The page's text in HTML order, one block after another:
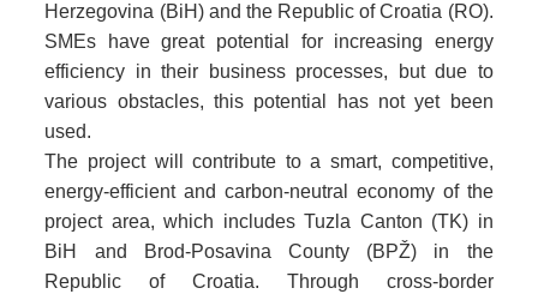
Herzegovina (BiH) and the Republic of Croatia (RO).
SMEs have great potential for increasing energy
efficiency in their business processes, but due to
various obstacles, this potential has not yet been
used.
The project will contribute to a smart, competitive,
energy-efficient and carbon-neutral economy of the
project area, which includes Tuzla Canton (TK) in
BiH and Brod-Posavina County (BPŽ) in the
Republic of Croatia. Through cross-border